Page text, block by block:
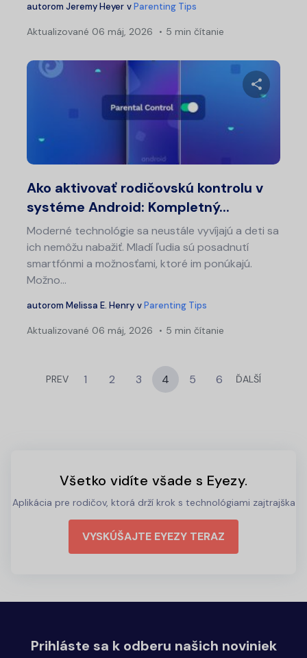
autorom Jeremy Heyer vParenting Tips
Aktualizované 06 máj, 2026 5 min čítanie
Ako aktivovať rodičovskú kontrolu v
systéme Android: Kompletný...
Moderné technológie sa neustále vyvíjajú a deti sa
ich nemôžu nabažiť. Mladí ľudia sú posadnutí
smartfónmi a možnosťami, ktoré im ponúkajú.
Možno...
autorom Melissa E. Henry vParenting Tips
Aktualizované 06 máj, 2026 5 min čítanie
PREV 1 2 3 4 5 6 ĎALŠÍ
Všetko vidíte všade s Eyezy.
Aplikácia pre rodičov, ktorá drží krok s technológiami zajtrajška
VYSKÚŠAJTE EYEZY TERAZ
Prihláste sa k odberu našich noviniek